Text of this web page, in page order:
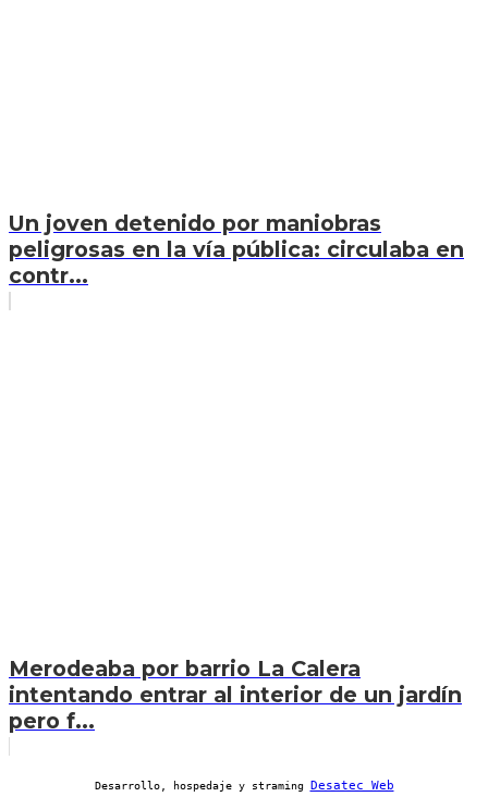
Un joven detenido por maniobras
peligrosas en la vía pública: circulaba en
contr...
Merodeaba por barrio La Calera
intentando entrar al interior de un jardín
pero f...
Desarrollo, hospedaje y straming Desatec Web